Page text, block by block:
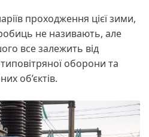
проходження цієї зими,
не називають, але
все залежить від
оборони та
об’єктів.